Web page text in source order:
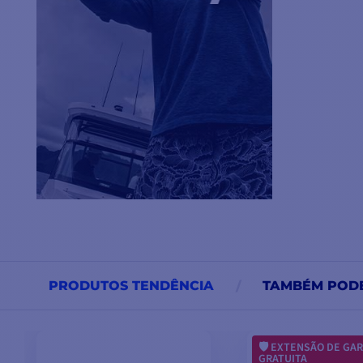
PRODUTOS TENDÊNCIA TAMBÉM
EXTENSÃO DE
GRATUITA